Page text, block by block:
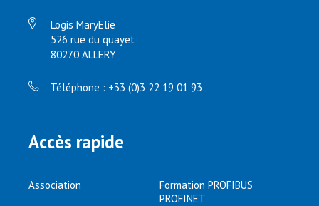
Logis MaryElie
526 rue du quayet
80270 ALLERY
Téléphone : +33 (0)3 22 19 01 93
Accès rapide
Association
Formation PROFIBUS
PROFINET